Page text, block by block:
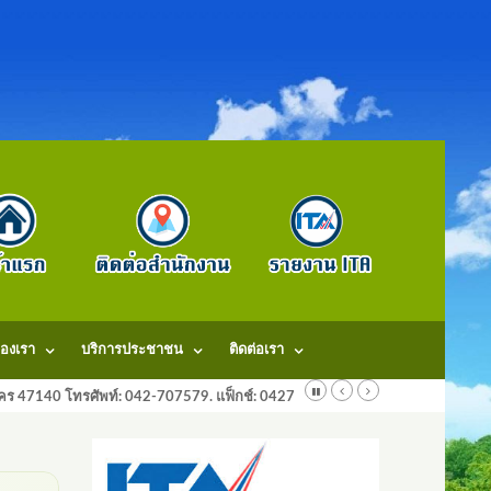
งเรา บริการประชาชน ติดต่อเรา
โทรศัพท์: 042-707579. แฟ็กช์: 042707579 E-Mail: